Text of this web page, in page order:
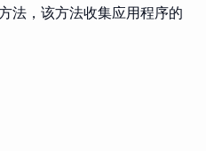
法，该方法收集应用程序的